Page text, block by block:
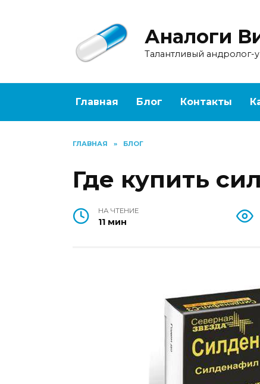
Аналоги
Талантливый
Главная Блог Контакты
ГЛАВНАЯ » БЛОГ
Где купить
НА ЧТЕНИЕ
11 мин